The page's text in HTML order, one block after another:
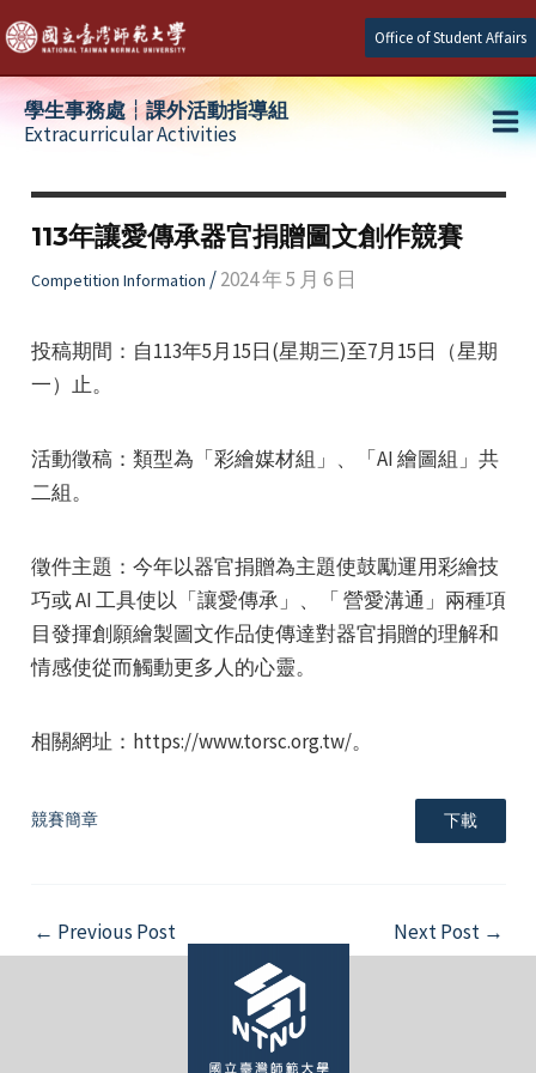
Skip
to
content
Office of Student Affairs
學生事務處┆課外活動指導組
Extracurricular Activities
113年讓愛傳承器官捐贈圖文創作競賽
Competition Information /2024 年 5 月 6 日
投稿期間：自113年5月15日(星期三)至7月15日（星期
一）止。
活動徵稿：類型為「彩繪媒材組」、「AI 繪圖組」共
二組。
徵件主題：今年以器官捐贈為主題使鼓勵運用彩繪技
巧或 AI 工具使以「讓愛傳承」、「 營愛溝通」兩種項
目發揮創願繪製圖文作品使傳達對器官捐贈的理解和
情感使從而觸動更多人的心靈。
相關網址：https://www.torsc.org.tw/。
競賽簡章 下載
Post
navigation
← Previous Post Next Post →